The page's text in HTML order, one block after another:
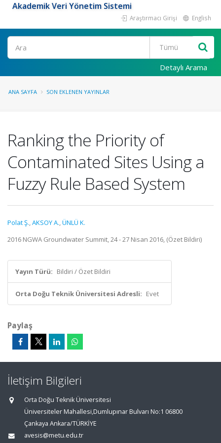
Akademik Veri Yönetim Sistemi
Araştırmacı Girişi English
Ara
Detaylı Arama
ANA SAYFA SON EKLENEN YAYINLAR
Ranking the Priority of
Contaminated Sites Using a
Fuzzy Rule Based System
Polat Ş. AKSOY A. ÜNLÜ K.
2016 NGWA Groundwater Summit, 24 - 27 Nisan 2016, (Özet Bildiri)
Yayın Türü: Bildiri / Özet Bildiri
Orta Doğu Teknik Üniversitesi Adresli: Evet
Paylaş
İletişim Bilgileri
Orta Doğu Teknik Üniversitesi
Üniversiteler Mahallesi,Dumlupınar Bulvarı No:1 06800
Çankaya Ankara/TÜRKİYE
avesis@metu.edu.tr